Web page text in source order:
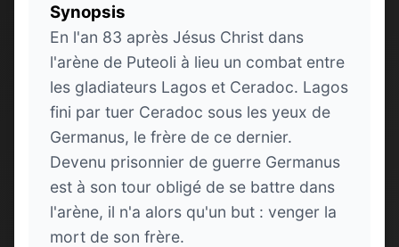
Synopsis
En l'an 83 après Jésus Christ dans
l'arène de Puteoli à lieu un combat entre
les gladiateurs Lagos et Ceradoc. Lagos
fini par tuer Ceradoc sous les yeux de
Germanus, le frère de ce dernier.
Devenu prisonnier de guerre Germanus
est à son tour obligé de se battre dans
l'arène, il n'a alors qu'un but : venger la
mort de son frère.